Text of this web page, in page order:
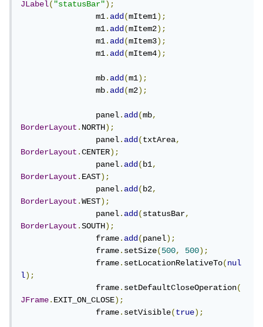
JLabel("statusBar");
		m1
.add(mItem1);
		m1
.add(mItem2);
		m1
.add(mItem3);
		m1
.add(mItem4);
		mb
.add(m1);
		mb
.add(m2);
		panel
.add(mb,
BorderLayout.NORTH);
		panel
.add(txtArea,
BorderLayout.CENTER);
		panel
.add(b1,
BorderLayout.EAST);
		panel
.add(b2,
BorderLayout.WEST);
		panel
.add(statusBar,
BorderLayout.SOUTH);
		frame
.add(panel);
		frame
.setSize(500, 500);
		frame
.setLocationRelativeTo(nul
l);
		frame
.setDefaultCloseOperation(
JFrame.EXIT_ON_CLOSE);
		frame
.setVisible(true);